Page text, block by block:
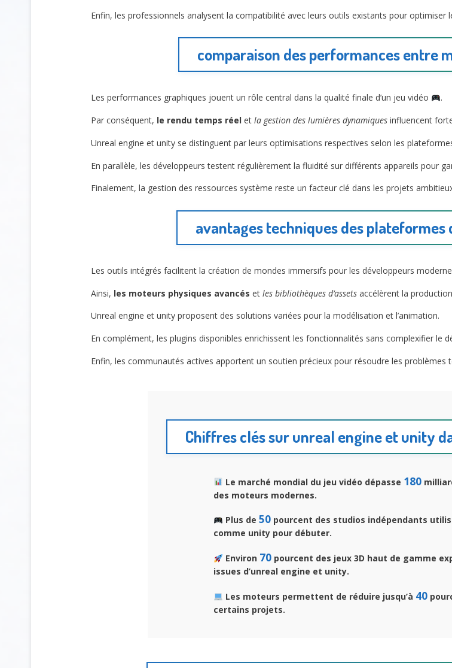
Enfin, les professionnels analysent la compatibilité avec leurs outils existants pour optimiser
comparaison des performances entre
Les performances graphiques jouent un rôle central dans la qualité finale d’un jeu vidéo
.
Par conséquent, le rendu temps réel et la gestion des lumières dynamiques influencent
Unreal engine et unity se distinguent par leurs optimisations respectives selon les
En parallèle, les développeurs testent régulièrement la fluidité sur différents appareils pour
Finalement, la gestion des ressources système reste un facteur clé dans les projets
avantages techniques des
Les outils intégrés facilitent la création de mondes immersifs pour les développeurs
Ainsi, les moteurs physiques avancés et les bibliothèques d’assets accélèrent la
Unreal engine et unity proposent des solutions variées pour la modélisation et l’animation.
En complément, les plugins disponibles enrichissent les fonctionnalités sans complexifier le
Enfin, les communautés actives apportent un soutien précieux pour résoudre les problèmes
Chiffres clés sur unreal engine et unity
Le marché mondial du jeu vidéo dépasse 180
des moteurs modernes.
Plus de 50pourcent des studios indépendants
comme unity pour débuter.
Environ 70pourcent des jeux 3D haut de gamme
issues d’unreal engine et unity.
Les moteurs permettent de réduire jusqu’à 40
certains projets.